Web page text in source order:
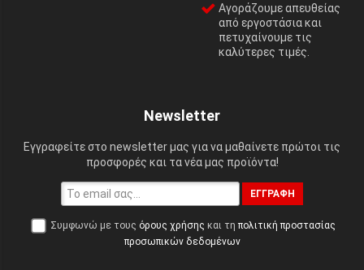
Αγοράζουμε απευθείας
από εργοστάσια και
πετυχαίνουμε τις
καλύτερες τιμές.
Newsletter
Εγγραφείτε στο newsletter μας για να μαθαίνετε πρώτοι τις
προσφορές και τα νέα μας προϊόντα!
ΕΓΓΡΑΦΉ
Συμφωνώ με τους όρους χρήσης και τη πολιτική προστασίας
προσωπικών δεδομένων